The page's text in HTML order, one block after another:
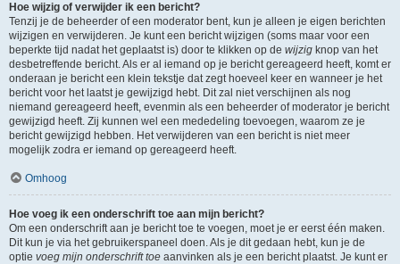
Hoe wijzig of verwijder ik een bericht?
Tenzij je de beheerder of een moderator bent, kun je alleen je eigen berichten
wijzigen en verwijderen. Je kunt een bericht wijzigen (soms maar voor een
beperkte tijd nadat het geplaatst is) door te klikken op de wijzig knop van het
desbetreffende bericht. Als er al iemand op je bericht gereageerd heeft, komt er
onderaan je bericht een klein tekstje dat zegt hoeveel keer en wanneer je het
bericht voor het laatst je gewijzigd hebt. Dit zal niet verschijnen als nog
niemand gereageerd heeft, evenmin als een beheerder of moderator je bericht
gewijzigd heeft. Zij kunnen wel een mededeling toevoegen, waarom ze je
bericht gewijzigd hebben. Het verwijderen van een bericht is niet meer
mogelijk zodra er iemand op gereageerd heeft.
Omhoog
Hoe voeg ik een onderschrift toe aan mijn bericht?
Om een onderschrift aan je bericht toe te voegen, moet je er eerst één maken.
Dit kun je via het gebruikerspaneel doen. Als je dit gedaan hebt, kun je de
optie voeg mijn onderschrift toe aanvinken als je een bericht plaatst. Je kunt er